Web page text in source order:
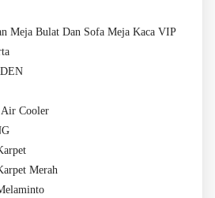
Meja Bulat Dan Sofa Meja Kaca VIP
Cooler
Merah